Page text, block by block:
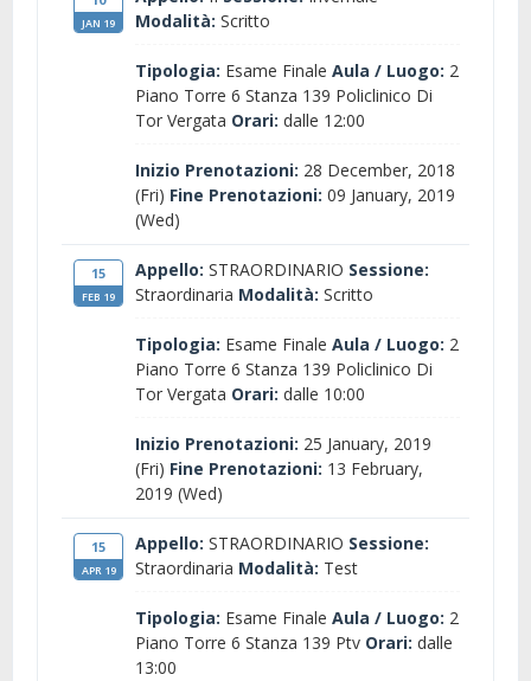
JAN 19
Modalità: Scritto
Tipologia: Esame Finale Aula / Luogo: 2
Piano Torre 6 Stanza 139 Policlinico Di
Tor Vergata Orari: dalle 12:00
Inizio Prenotazioni: 28 December, 2018
(Fri) Fine Prenotazioni: 09 January, 2019
(Wed)
15
FEB 19
Appello: STRAORDINARIO Sessione:
Straordinaria Modalità: Scritto
Tipologia: Esame Finale Aula / Luogo: 2
Piano Torre 6 Stanza 139 Policlinico Di
Tor Vergata Orari: dalle 10:00
Inizio Prenotazioni: 25 January, 2019
(Fri) Fine Prenotazioni: 13 February,
2019 (Wed)
15
APR 19
Appello: STRAORDINARIO Sessione:
Straordinaria Modalità: Test
Tipologia: Esame Finale Aula / Luogo: 2
Piano Torre 6 Stanza 139 Ptv Orari: dalle
13:00